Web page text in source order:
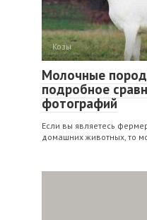
Козы
Молочные
подробное
фотографий
Если вы являетесь
домашних животных, то